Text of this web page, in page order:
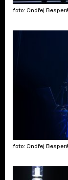
foto: Ondřej
foto: Ondřej